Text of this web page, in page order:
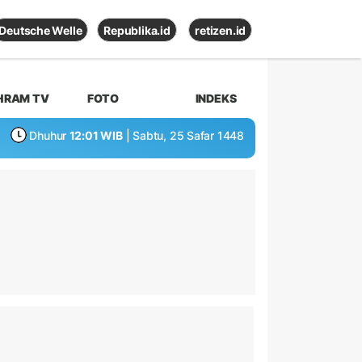
Deutsche Welle Republika.id retizen.id
TV FOTO INDEKS
Dhuhur 12:01 WIB | Sabtu, 25 Safar 1448